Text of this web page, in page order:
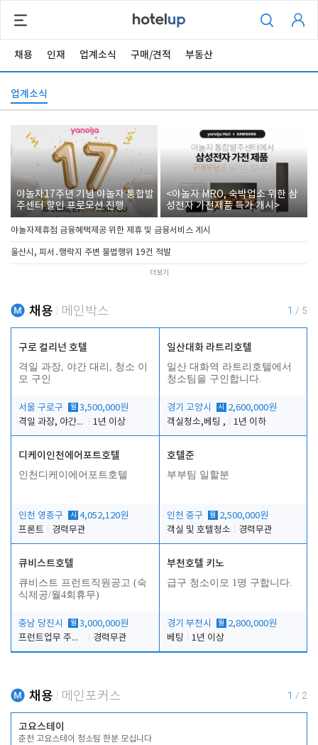
채용 인재 업계소식 구매/견적 부동산
업계소식
야놀자17주년 기념 야놀자 통합발
주센터 할인 프로모션 진행
<야놀자 MRO, 숙박업소 위한 삼
성전자 가전제품 특가 개시>
야놀자제휴점 금융혜택제공 위한 제휴 및 금융서비스 게시
울산시, 피서․행락지 주변 불법행위 19건 적발
더보기
채용 메인박스 1 / 5
구로 컬리넌 호텔
격일 과장, 야간 대리, 청소 이
모 구인
서울 구로구 월 3,500,000원
격일 과장, 야간 대리, 청소 이모
1년 이상
일산대화 라트리호텔
일산 대화역 라트리호텔에서
청소팀을 구인합니다.
경기 고양시 시
2,600,000원
객실청소,베팅 ,
1년 이하
디케이인천에어포트호텔
인천디케이에어포트호텔
인천 영종구 시 4,052,120원
프론트
경력무관
호텔준
부부팀 일할분
인천 중구 월 2,500,000원
객실 및 호텔청소
경력무관
큐비스트호텔
큐비스트 프런트직원공고 (숙
식제공/월4회휴무)
충남 당진시 월 3,000,000원
프런트업무 주간, 야간
경력무관
부천호텔 키노
급구 청소이모 1명 구합니다.
경기 부천시 월 2,800,000원
베팅
1년 이상
채용 메인포커스 1 / 2
고요스테이
춘천 고요스테이 청소팀 한분 모십니다